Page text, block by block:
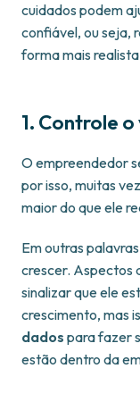
cuidados podem
confiável, ou seja,
forma mais
1. Controle
O empreendedor
por isso, muitas
maior do que ele
Em outras
crescer. Aspectos
sinalizar que ele
crescimento, mas
dados para fazer
estão dentro da